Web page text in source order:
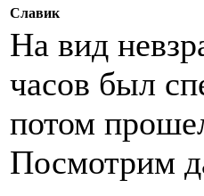
Славик
На вид
часов был
потом
Посмотрим